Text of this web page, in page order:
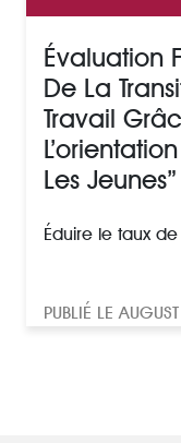
Évaluation
De La
Travail
Les Jeunes”
Éduire le taux
PUBLIÉ LE